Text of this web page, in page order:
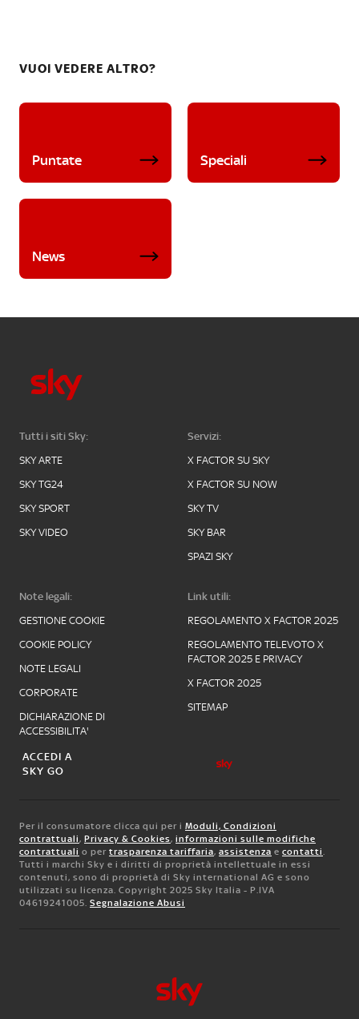
VUOI VEDERE ALTRO?
Puntate Speciali
News
Tutti i siti Sky:
SKY ARTE
SKY TG24
SKY SPORT
SKY VIDEO
Servizi:
X FACTOR SU SKY
X FACTOR SU NOW
SKY TV
SKY BAR
SPAZI SKY
Note legali:
GESTIONE COOKIE
COOKIE POLICY
NOTE LEGALI
CORPORATE
DICHIARAZIONE DI
ACCESSIBILITA'
Link utili:
REGOLAMENTO X FACTOR 2025
REGOLAMENTO TELEVOTO X
FACTOR 2025 E PRIVACY
X FACTOR 2025
SITEMAP
ACCEDI A
SKY GO
Per il consumatore clicca qui per i Moduli, Condizioni
contrattuali, Privacy & Cookies, informazioni sulle modifiche
contrattuali o per trasparenza tariffaria, assistenza e contatti.
Tutti i marchi Sky e i diritti di proprietà intellettuale in essi
contenuti, sono di proprietà di Sky international AG e sono
utilizzati su licenza. Copyright 2025 Sky Italia - P.IVA
04619241005. Segnalazione Abusi